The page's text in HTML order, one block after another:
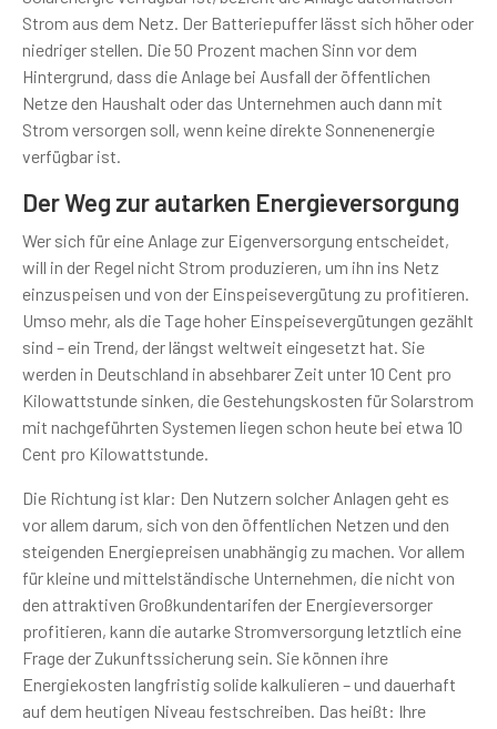
Strom aus dem Netz. Der Batteriepuffer lässt sich höher oder
niedriger stellen. Die 50 Prozent machen Sinn vor dem
Hintergrund, dass die Anlage bei Ausfall der öffentlichen
Netze den Haushalt oder das Unternehmen auch dann mit
Strom versorgen soll, wenn keine direkte Sonnenenergie
verfügbar ist.
Der Weg zur autarken Energieversorgung
Wer sich für eine Anlage zur Eigenversorgung entscheidet,
will in der Regel nicht Strom produzieren, um ihn ins Netz
einzuspeisen und von der Einspeisevergütung zu profitieren.
Umso mehr, als die Tage hoher Einspeisevergütungen gezählt
sind – ein Trend, der längst weltweit eingesetzt hat. Sie
werden in Deutschland in absehbarer Zeit unter 10 Cent pro
Kilowattstunde sinken, die Gestehungskosten für Solarstrom
mit nachgeführten Systemen liegen schon heute bei etwa 10
Cent pro Kilowattstunde.
Die Richtung ist klar: Den Nutzern solcher Anlagen geht es
vor allem darum, sich von den öffentlichen Netzen und den
steigenden Energiepreisen unabhängig zu machen. Vor allem
für kleine und mittelständische Unternehmen, die nicht von
den attraktiven Großkundentarifen der Energieversorger
profitieren, kann die autarke Stromversorgung letztlich eine
Frage der Zukunftssicherung sein. Sie können ihre
Energiekosten langfristig solide kalkulieren – und dauerhaft
auf dem heutigen Niveau festschreiben. Das heißt: Ihre